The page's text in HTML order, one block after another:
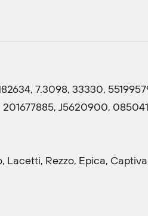
7.3098, 33330,
201677885, J5620900,
Lacetti, Rezzo, Epica,